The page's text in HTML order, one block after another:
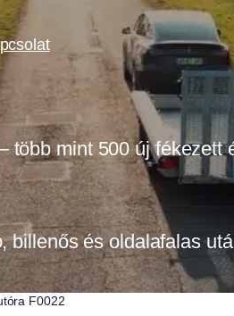
több mint 500 új
és oldalafalas
F0022